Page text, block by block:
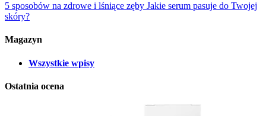
5 sposobów na zdrowe i lśniące zęby Jakie serum pasuje do Twojej
skóry?
Magazyn
Wszystkie wpisy
Ostatnia ocena